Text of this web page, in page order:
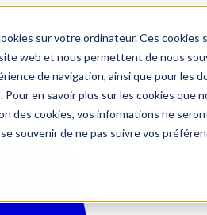
sur votre ordinateur. Ces
web et nous permettent de nous
de navigation, ainsi que pour les
en savoir plus sur les cookies
des cookies, vos informations ne
souvenir de ne pas suivre vos